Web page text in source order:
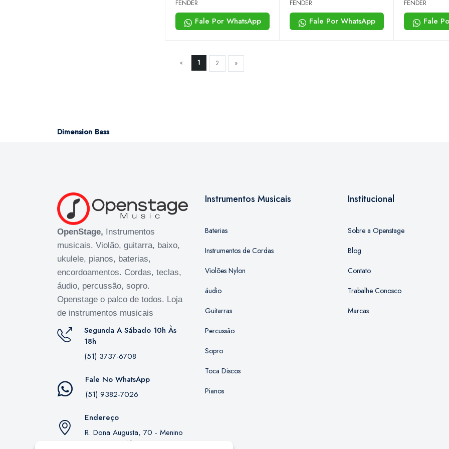
Dimension Bass v rw - 733
- Violin Burst
FENDER
Fale Por WhatsApp
Dimension Bass v mn -
706 - Black
FENDER
Fale Por WhatsApp
Dimension
721 -
FENDER
Fale
« 1 2 »
Dimension Bass
OpenStage, Instrumentos
musicais. Violão, guitarra, baixo,
ukulele, pianos, baterias,
encordoamentos. Cordas, teclas,
áudio, percussão, sopro.
Openstage o palco de todos. Loja
de instrumentos musicais
Segunda A Sábado 10h Às
18h
(51) 3737-6708
Fale No WhatsApp
(51) 9382-7026
Endereço
R. Dona Augusta, 70 - Menino
Deus, Porto Alegre - RS,
Instrumentos Musicais
Baterias
Instrumentos de Cordas
Violões Nylon
áudio
Guitarras
Percussão
Sopro
Toca Discos
Pianos
Institucional
Sobre a Openstage
Blog
Contato
Trabalhe Conosco
Marcas